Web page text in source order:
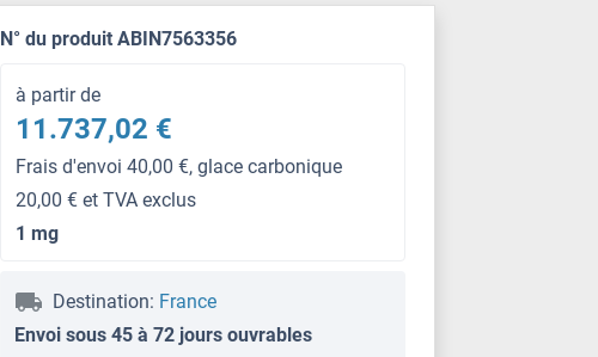
N° du produit ABIN7563356
à partir de
11.737,02 €
Frais d'envoi 40,00 €, glace carbonique
20,00 € et TVA exclus
1 mg
Destination: France
Envoi sous 45 à 72 jours ouvrables